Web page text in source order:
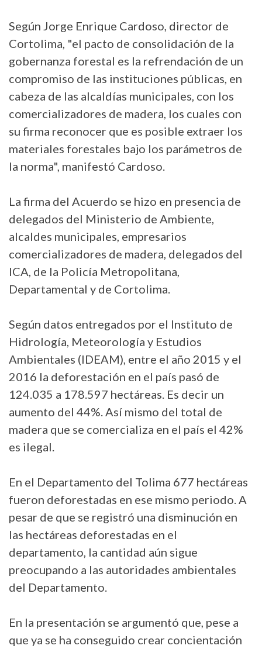
Según Jorge Enrique Cardoso, director de
Cortolima, "el pacto de consolidación de la
gobernanza forestal es la refrendación de un
compromiso de las instituciones públicas, en
cabeza de las alcaldías municipales, con los
comercializadores de madera, los cuales con
su firma reconocer que es posible extraer los
materiales forestales bajo los parámetros de
la norma", manifestó Cardoso.
La firma del Acuerdo se hizo en presencia de
delegados del Ministerio de Ambiente,
alcaldes municipales, empresarios
comercializadores de madera, delegados del
ICA, de la Policía Metropolitana,
Departamental y de Cortolima.
Según datos entregados por el Instituto de
Hidrología, Meteorología y Estudios
Ambientales (IDEAM), entre el año 2015 y el
2016 la deforestación en el país pasó de
124.035 a 178.597 hectáreas. Es decir un
aumento del 44%. Así mismo del total de
madera que se comercializa en el país el 42%
es ilegal.
En el Departamento del Tolima 677 hectáreas
fueron deforestadas en ese mismo periodo. A
pesar de que se registró una disminución en
las hectáreas deforestadas en el
departamento, la cantidad aún sigue
preocupando a las autoridades ambientales
del Departamento.
En la presentación se argumentó que, pese a
que ya se ha conseguido crear concientación